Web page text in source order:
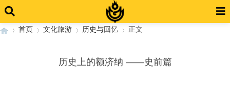
首页 文化旅游 历史与回忆 正文
历史上的额济纳 ——史前篇